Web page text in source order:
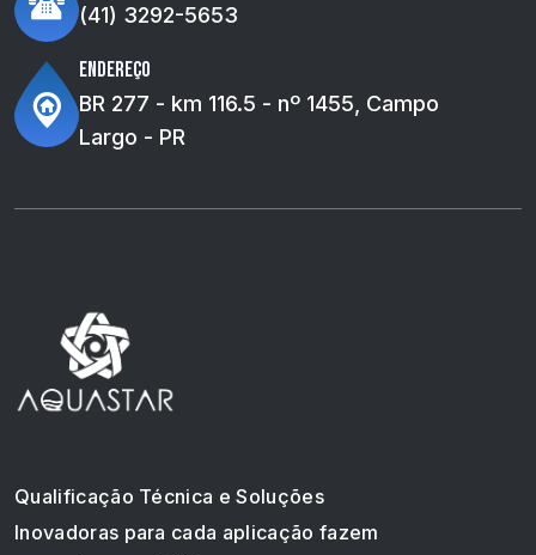
(41) 3292-5653
Endereço
BR 277 - km 116.5 - nº 1455, Campo
Largo - PR
Qualificação Técnica e Soluções
Inovadoras para cada aplicação fazem